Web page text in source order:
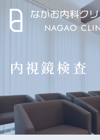
内視鏡検査